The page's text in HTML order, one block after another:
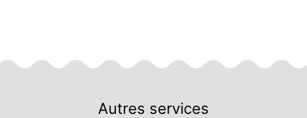
Autres services